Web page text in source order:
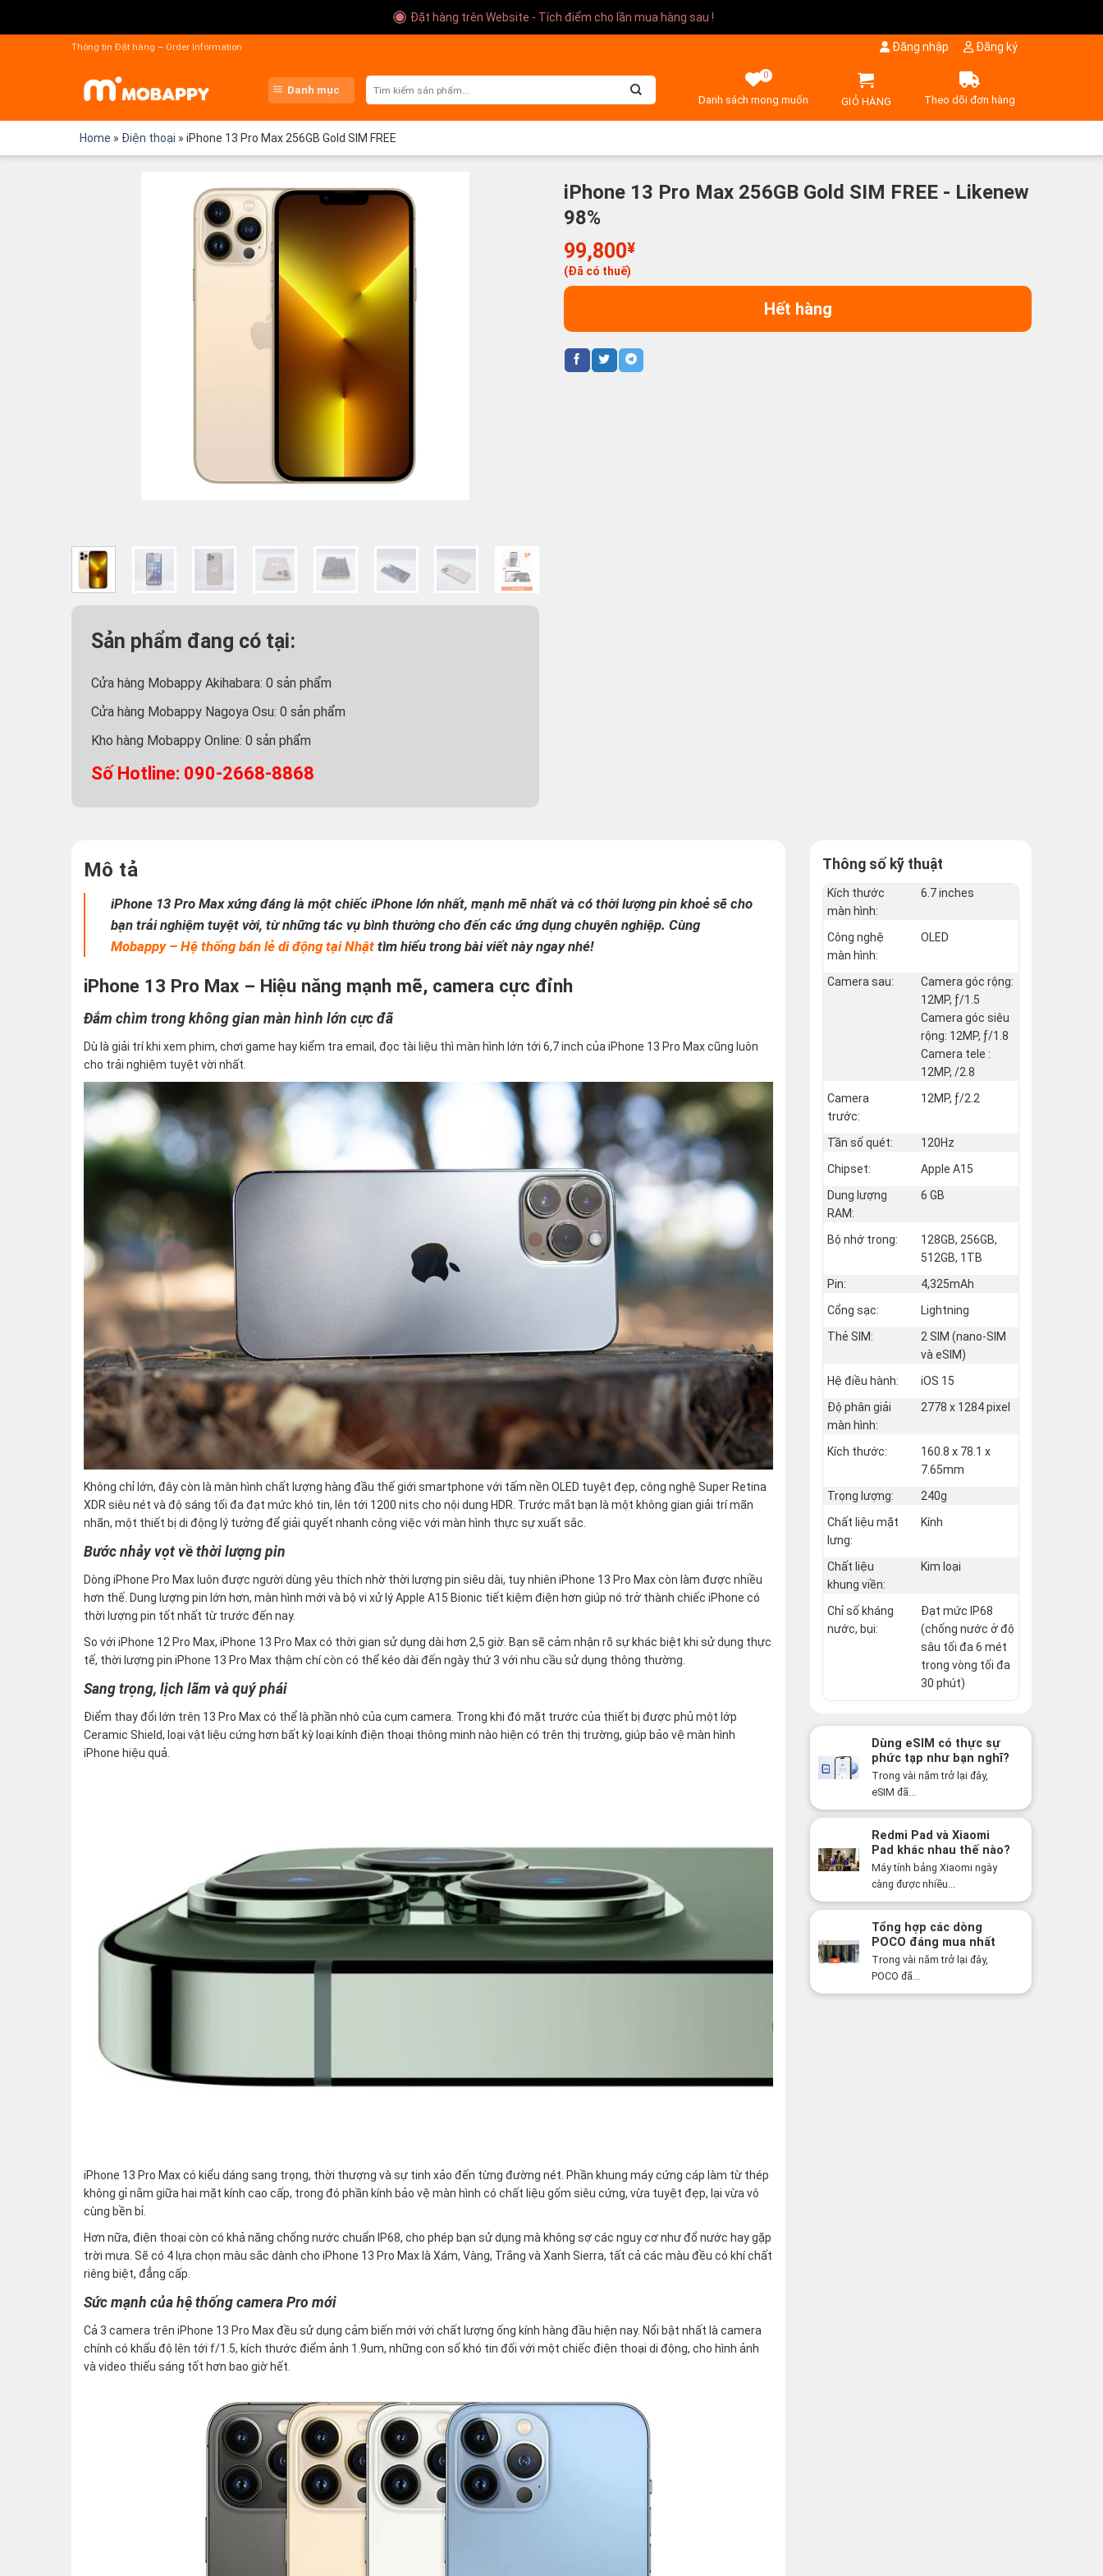
Đặt hàng trên Website - Tích điểm cho lần mua hàng sau !
Thông tin Đặt hàng – Order Information Đăng nhập Đăng ký
Danh mục
0
Danh sách mong muốn GIỎ HÀNG Theo dõi đơn hàng
Home » Điện thoại » iPhone 13 Pro Max 256GB Gold SIM FREE
Sản phẩm đang có tại:
Cửa hàng Mobappy Akihabara: 0 sản phẩm
Cửa hàng Mobappy Nagoya Osu: 0 sản phẩm
Kho hàng Mobappy Online: 0 sản phẩm
Số Hotline: 090-2668-8868
iPhone 13 Pro Max 256GB Gold SIM FREE - Likenew
98%
99,800¥
(Đã có thuế)
Hết hàng
Mô tả
iPhone 13 Pro Max xứng đáng là một chiếc iPhone lớn nhất, mạnh mẽ nhất và có thời lượng pin khoẻ sẽ cho
bạn trải nghiệm tuyệt vời, từ những tác vụ bình thường cho đến các ứng dụng chuyên nghiệp. Cùng
Mobappy – Hệ thống bán lẻ di động tại Nhật tìm hiểu trong bài viết này ngay nhé!
iPhone 13 Pro Max – Hiệu năng mạnh mẽ, camera cực đỉnh
Đắm chìm trong không gian màn hình lớn cực đã
Dù là giải trí khi xem phim, chơi game hay kiểm tra email, đọc tài liệu thì màn hình lớn tới 6,7 inch của iPhone 13 Pro Max cũng luôn
cho trải nghiệm tuyệt vời nhất.
Không chỉ lớn, đây còn là màn hình chất lượng hàng đầu thế giới smartphone với tấm nền OLED tuyệt đẹp, công nghệ Super Retina
XDR siêu nét và độ sáng tối đa đạt mức khó tin, lên tới 1200 nits cho nội dung HDR. Trước mắt bạn là một không gian giải trí mãn
nhãn, một thiết bị di động lý tưởng để giải quyết nhanh công việc với màn hình thực sự xuất sắc.
Bước nhảy vọt về thời lượng pin
Dòng iPhone Pro Max luôn được người dùng yêu thích nhờ thời lượng pin siêu dài, tuy nhiên iPhone 13 Pro Max còn làm được nhiều
hơn thế. Dung lượng pin lớn hơn, màn hình mới và bộ vi xử lý Apple A15 Bionic tiết kiệm điện hơn giúp nó trở thành chiếc iPhone có
thời lượng pin tốt nhất từ trước đến nay.
So với iPhone 12 Pro Max, iPhone 13 Pro Max có thời gian sử dụng dài hơn 2,5 giờ. Bạn sẽ cảm nhận rõ sự khác biệt khi sử dụng thực
tế, thời lượng pin iPhone 13 Pro Max thậm chí còn có thể kéo dài đến ngày thứ 3 với nhu cầu sử dụng thông thường.
Sang trọng, lịch lãm và quý phái
Điểm thay đổi lớn trên 13 Pro Max có thể là phần nhô của cụm camera. Trong khi đó mặt trước của thiết bị được phủ một lớp
Ceramic Shield, loại vật liệu cứng hơn bất kỳ loại kính điện thoại thông minh nào hiện có trên thị trường, giúp bảo vệ màn hình
iPhone hiệu quả.
iPhone 13 Pro Max có kiểu dáng sang trọng, thời thượng và sự tinh xảo đến từng đường nét. Phần khung máy cứng cáp làm từ thép
không gỉ nằm giữa hai mặt kính cao cấp, trong đó phần kính bảo vệ màn hình có chất liệu gốm siêu cứng, vừa tuyệt đẹp, lại vừa vô
cùng bền bỉ.
Hơn nữa, điện thoại còn có khả năng chống nước chuẩn IP68, cho phép bạn sử dụng mà không sợ các nguy cơ như đổ nước hay gặp
trời mưa. Sẽ có 4 lựa chọn màu sắc dành cho iPhone 13 Pro Max là Xám, Vàng, Trắng và Xanh Sierra, tất cả các màu đều có khí chất
riêng biệt, đẳng cấp.
Sức mạnh của hệ thống camera Pro mới
Cả 3 camera trên iPhone 13 Pro Max đều sử dụng cảm biến mới với chất lượng ống kính hàng đầu hiện nay. Nổi bật nhất là camera
chính có khẩu độ lên tới f/1.5, kích thước điểm ảnh 1.9um, những con số khó tin đối với một chiếc điện thoại di động, cho hình ảnh
và video thiếu sáng tốt hơn bao giờ hết.
Thông số kỹ thuật
Kích thước
màn hình:
6.7 inches
Công nghệ
màn hình:
OLED
Camera sau:
Camera góc rộng:
12MP, ƒ/1.5
Camera góc siêu
rộng: 12MP, ƒ/1.8
Camera tele :
12MP, /2.8
Camera
trước:
12MP, ƒ/2.2
Tần số quét:
120Hz
Chipset:
Apple A15
Dung lượng
RAM:
6 GB
Bộ nhớ trong:
128GB, 256GB,
512GB, 1TB
Pin:
4,325mAh
Cổng sạc:
Lightning
Thẻ SIM:
2 SIM (nano‑SIM
và eSIM)
Hệ điều hành:
iOS 15
Độ phân giải
màn hình:
2778 x 1284 pixel
Kích thước:
160.8 x 78.1 x
7.65mm
Trọng lượng:
240g
Chất liệu mặt
lưng:
Kính
Chất liệu
khung viền:
Kim loại
Chỉ số kháng
nước, bụi:
Đạt mức IP68
(chống nước ở độ
sâu tối đa 6 mét
trong vòng tối đa
30 phút)
Dùng eSIM có thực sự
phức tạp như bạn nghĩ?
Sự thật có thể khiến
bạn bất ngờ!
Trong vài năm trở lại đây,
eSIM đã...
Redmi Pad và Xiaomi
Pad khác nhau thế nào?
Nên mua dòng nào năm
2026?
Máy tính bảng Xiaomi ngày
càng được nhiều...
Tổng hợp các dòng
POCO đáng mua nhất
năm 2026: Hiệu năng
mạnh, giá cực tốt
Trong vài năm trở lại đây,
POCO đã...